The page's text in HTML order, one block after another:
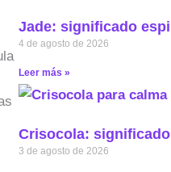
Jade: significado
4 de agosto de 2026
Leer más »
Crisocola:
3 de agosto de 2026